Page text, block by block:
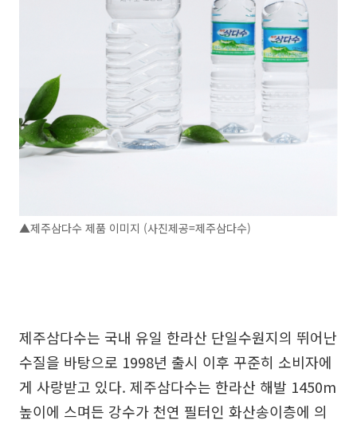
▲제주삼다수 제품 이미지 (사진제공=제주삼다수)
제주삼다수는 국내 유일 한라산 단일수원지의 뛰어난
수질을 바탕으로 1998년 출시 이후 꾸준히 소비자에
게 사랑받고 있다. 제주삼다수는 한라산 해발 1450m
높이에 스며든 강수가 천연 필터인 화산송이층에 의